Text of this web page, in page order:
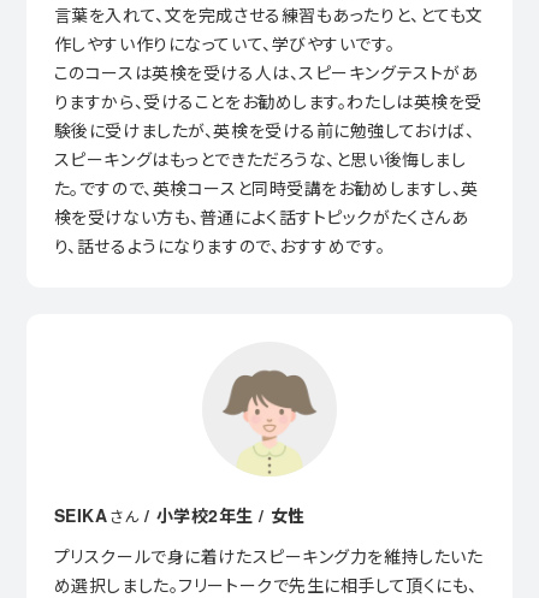
言葉を入れて、文を完成させる練習もあったりと、とても文
作しやすい作りになっていて、学びやすいです。
このコースは英検を受ける人は、スピーキングテストがあ
りますから、受けることをお勧めします。わたしは英検を受
験後に受けましたが、英検を受ける前に勉強しておけば、
スピーキングはもっとできただろうな、と思い後悔しまし
た。ですので、英検コースと同時受講をお勧めしますし、英
検を受けない方も、普通によく話すトピックがたくさんあ
り、話せるようになりますので、おすすめです。
SEIKAさん/ 小学校2年生 / 女性
プリスクールで身に着けたスピーキング力を維持したいた
め選択しました。フリートークで先生に相手して頂くにも、